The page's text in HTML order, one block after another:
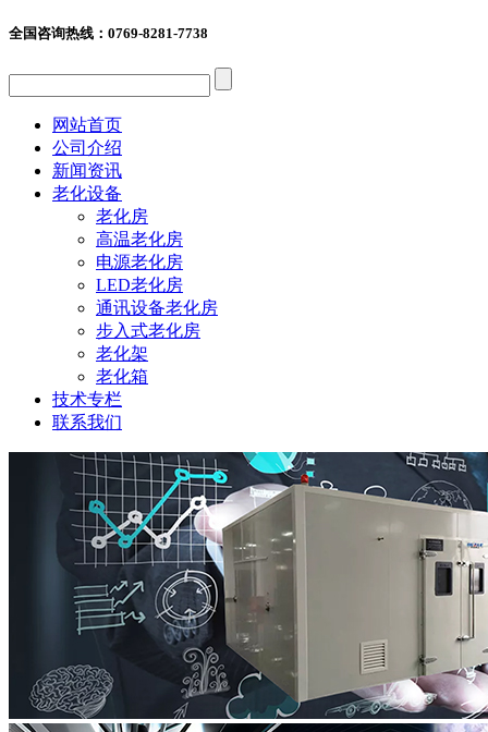
全国咨询热线： 0769-8281-7738
网站首页
公司介绍
新闻资讯
老化设备
老化房
高温老化房
电源老化房
LED老化房
通讯设备老化房
步入式老化房
老化架
老化箱
技术专栏
联系我们